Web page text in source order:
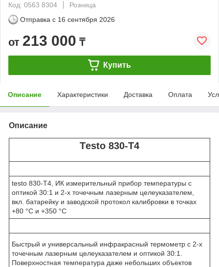
Код: 0563 8304
Розница
Отправка с 16 сентября 2026
от 213 000 ₸
Купить
Описание Характеристики Доставка Оплата
Описание
Тesto 830-T4
testo 830-T4, ИК измерительный прибор температуры с
оптикой 30:1 и 2-х точечным лазерным целеуказателем,
вкл. батарейку и заводской протокол калибровки в точках
+80 °C и +350 °C
Быстрый и универсальный инфракрасный термометр с 2-х
точечным лазерным целеуказателем и оптикой 30:1.
Поверхностная температура даже небольших объектов